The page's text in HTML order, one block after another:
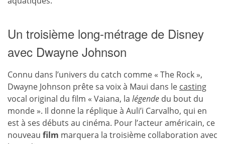
Un troisième long-métrage de Disney
avec Dwayne Johnson
Connu dans l’univers du catch comme « The Rock »,
Dwayne Johnson prête sa voix à Maui dans le casting
vocal original du film « Vaiana, la légende du bout du
monde ». Il donne la réplique à Auli’i Carvalho, qui en
est à ses débuts au cinéma. Pour l’acteur américain, ce
nouveau film marquera la troisième collaboration avec